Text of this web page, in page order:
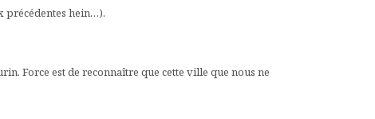
précédentes hein…).
Force est de reconnaître que cette ville que nous ne